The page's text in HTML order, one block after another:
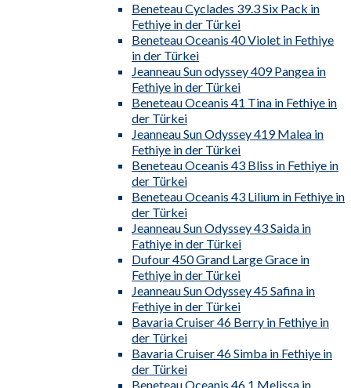
Beneteau Cyclades 39.3 Six Pack in
Fethiye in der Türkei
Beneteau Oceanis 40 Violet in Fethiye
in der Türkei
Jeanneau Sun odyssey 409 Pangea in
Fethiye in der Türkei
Beneteau Oceanis 41 Tina in Fethiye in
der Türkei
Jeanneau Sun Odyssey 419 Malea in
Fethiye in der Türkei
Beneteau Oceanis 43 Bliss in Fethiye in
der Türkei
Beneteau Oceanis 43 Lilium in Fethiye in
der Türkei
Jeanneau Sun Odyssey 43 Saida in
Fathiye in der Türkei
Dufour 450 Grand Large Grace in
Fethiye in der Türkei
Jeanneau Sun Odyssey 45 Safina in
Fethiye in der Türkei
Bavaria Cruiser 46 Berry in Fethiye in
der Türkei
Bavaria Cruiser 46 Simba in Fethiye in
der Türkei
Beneteau Oceanis 46.1 Melissa in